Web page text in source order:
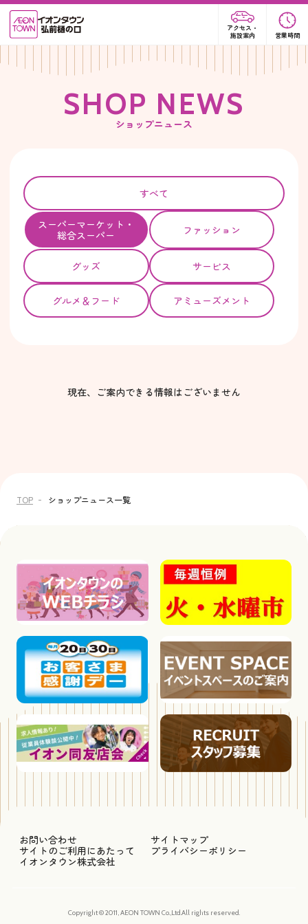
アクセス・
施設案内
営業時間
SHOP NEWS
ショップニュース
すべて
スーパーマーケット・
総合スーパー
ファッション
グッズ サービス
グルメ＆フード アミューズメント
現在、ご案内できる情報はございません
TOP ショップニュース一覧
お問い合わせ
サイトマップ
サイトのご利用にあたって
プライバシーポリシー
イオンタウン株式会社
Copyright © 2011, AEON TOWN Co.,Ltd.All rights reserved.